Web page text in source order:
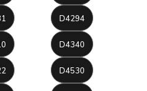
D4294
D4340
D4530